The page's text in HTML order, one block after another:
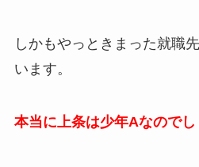
しかもやっときまった就職
います。
本当に上条は少年Aなのでし